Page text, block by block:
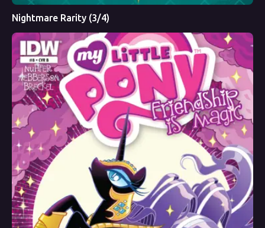
Nightmare Rarity (3/4)